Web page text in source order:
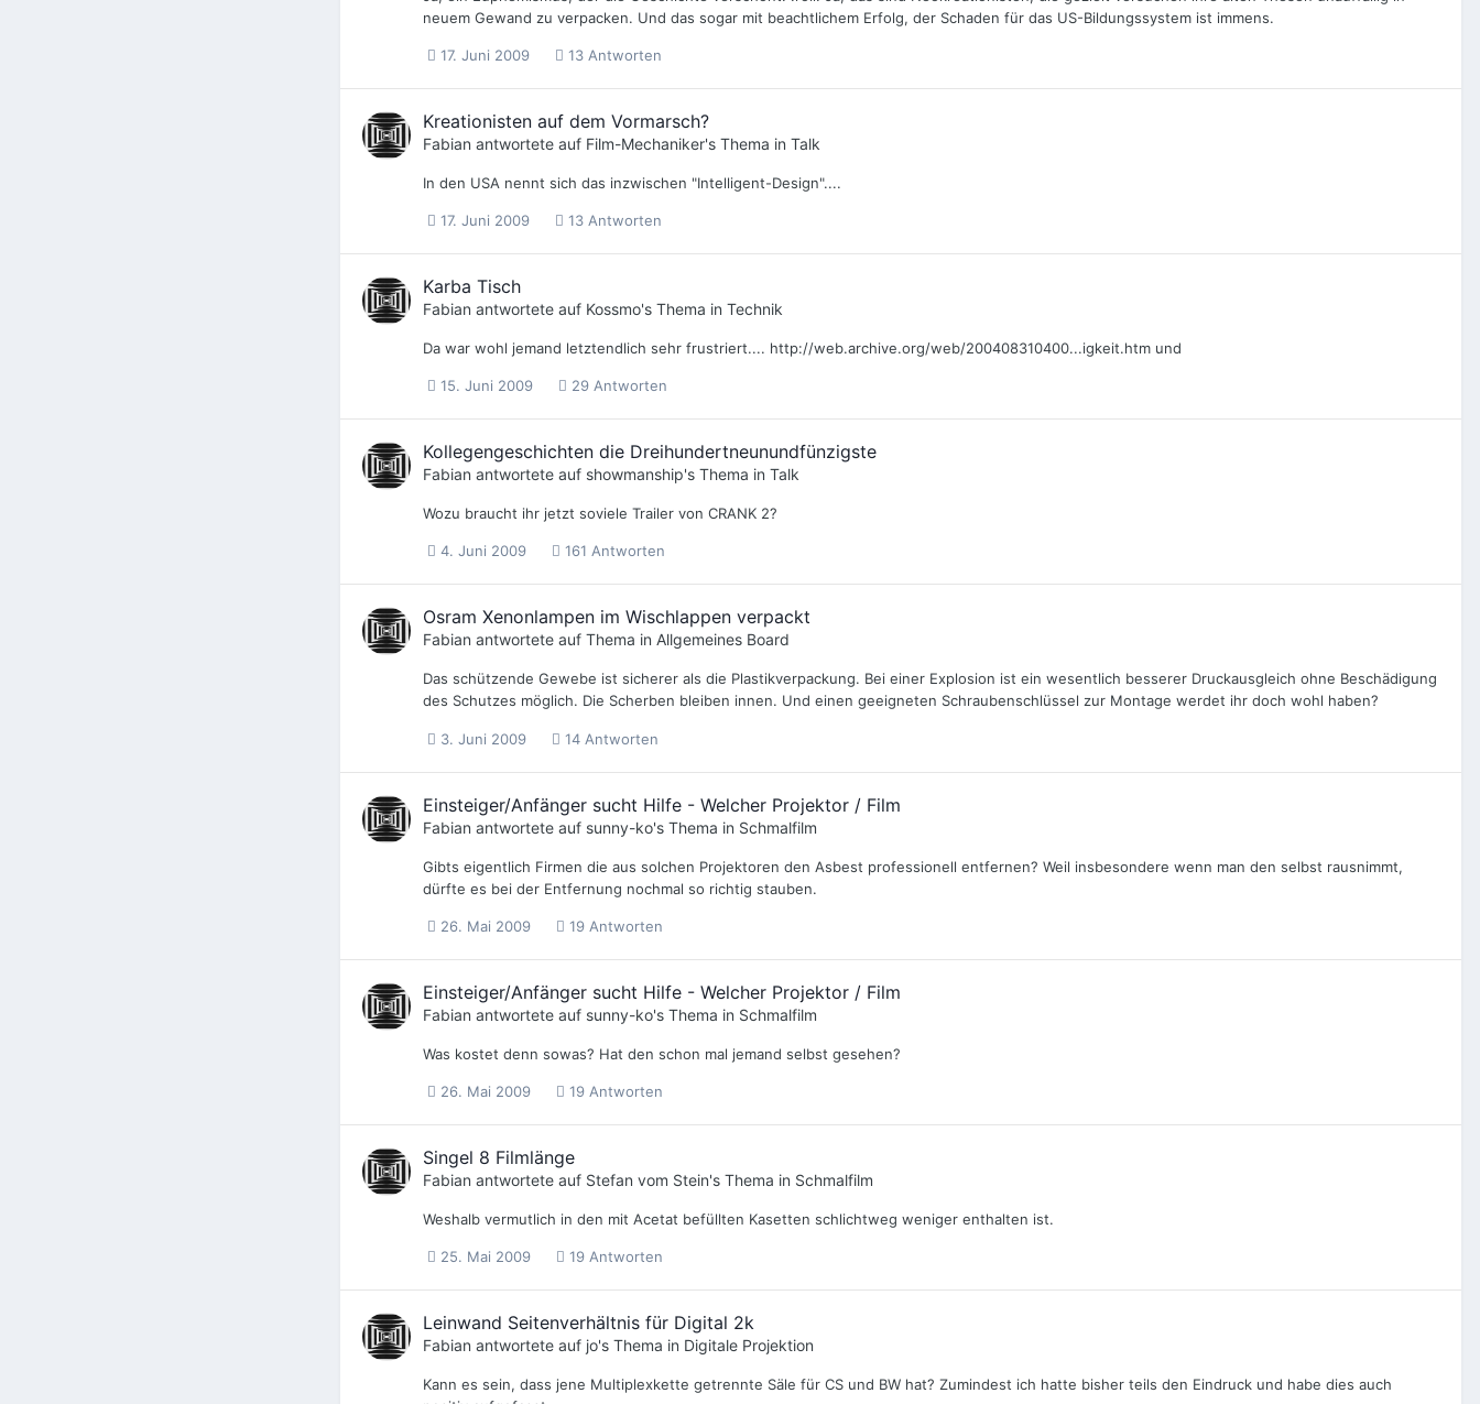
neuem Gewand zu verpacken. Und das sogar mit beachtlichem Erfolg, der Schaden für das US-Bildungssystem ist immens.
17. Juni 2009 13 Antworten
Kreationisten auf dem Vormarsch?
Fabian antwortete auf Film-Mechaniker's Thema in Talk
In den USA nennt sich das inzwischen "Intelligent-Design"....
17. Juni 2009 13 Antworten
Karba Tisch
Fabian antwortete auf Kossmo's Thema in Technik
Da war wohl jemand letztendlich sehr frustriert.... http://web.archive.org/web/200408310400...igkeit.htm und
15. Juni 2009 29 Antworten
Kollegengeschichten die Dreihundertneunundfünzigste
Fabian antwortete auf showmanship's Thema in Talk
Wozu braucht ihr jetzt soviele Trailer von CRANK 2?
4. Juni 2009 161 Antworten
Osram Xenonlampen im Wischlappen verpackt
Fabian antwortete auf Thema in Allgemeines Board
Das schützende Gewebe ist sicherer als die Plastikverpackung. Bei einer Explosion ist ein wesentlich besserer Druckausgleich ohne Beschädigung
des Schutzes möglich. Die Scherben bleiben innen. Und einen geeigneten Schraubenschlüssel zur Montage werdet ihr doch wohl haben?
3. Juni 2009 14 Antworten
Einsteiger/Anfänger sucht Hilfe - Welcher Projektor / Film
Fabian antwortete auf sunny-ko's Thema in Schmalfilm
Gibts eigentlich Firmen die aus solchen Projektoren den Asbest professionell entfernen? Weil insbesondere wenn man den selbst rausnimmt,
dürfte es bei der Entfernung nochmal so richtig stauben.
26. Mai 2009 19 Antworten
Einsteiger/Anfänger sucht Hilfe - Welcher Projektor / Film
Fabian antwortete auf sunny-ko's Thema in Schmalfilm
Was kostet denn sowas? Hat den schon mal jemand selbst gesehen?
26. Mai 2009 19 Antworten
Singel 8 Filmlänge
Fabian antwortete auf Stefan vom Stein's Thema in Schmalfilm
Weshalb vermutlich in den mit Acetat befüllten Kasetten schlichtweg weniger enthalten ist.
25. Mai 2009 19 Antworten
Leinwand Seitenverhältnis für Digital 2k
Fabian antwortete auf jo's Thema in Digitale Projektion
Kann es sein, dass jene Multiplexkette getrennte Säle für CS und BW hat? Zumindest ich hatte bisher teils den Eindruck und habe dies auch